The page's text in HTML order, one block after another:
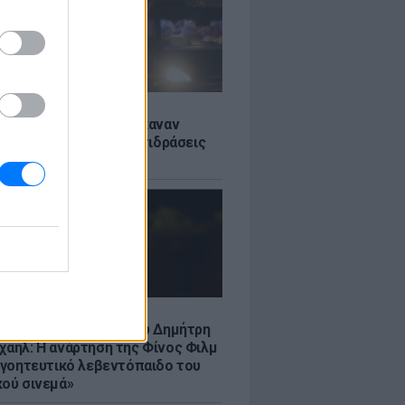
Ιταλοί τουρίστες έκαναν
βανάκι transfer - Αντιδράσεις
πάρτι
από τον θάνατο του Δημήτρη
Η ανάρτηση της Φίνος Φιλμ
λεβεντόπαιδο του
σινεμά»